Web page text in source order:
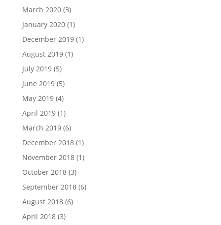
March 2020(3)
January 2020(1)
December 2019(1)
August 2019(1)
July 2019(5)
June 2019(5)
May 2019(4)
April 2019(1)
March 2019(6)
December 2018(1)
November 2018(1)
October 2018(3)
September 2018(6)
August 2018(6)
April 2018(3)